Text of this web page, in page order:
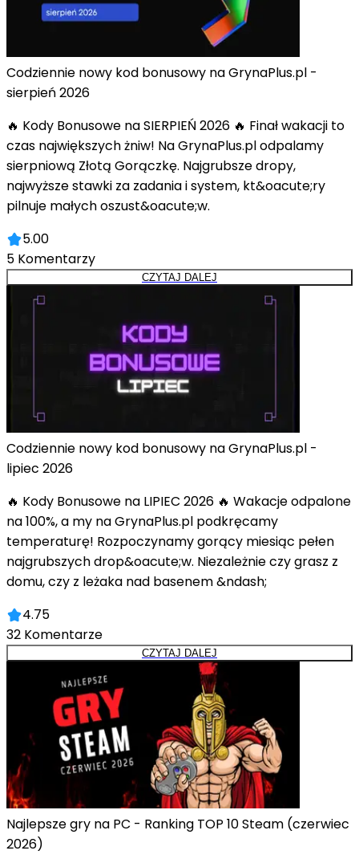
Codziennie nowy kod bonusowy na GrynaPlus.pl -
sierpień 2026
🔥 Kody Bonusowe na SIERPIEŃ 2026 🔥 Finał wakacji to
czas największych żniw! Na GrynaPlus.pl odpalamy
sierpniową Złotą Gorączkę. Najgrubsze dropy,
najwyższe stawki za zadania i system, kt&oacute;ry
pilnuje małych oszust&oacute;w.
5.00
5 Komentarzy
CZYTAJ DALEJ
Codziennie nowy kod bonusowy na GrynaPlus.pl -
lipiec 2026
🔥 Kody Bonusowe na LIPIEC 2026 🔥 Wakacje odpalone
na 100%, a my na GrynaPlus.pl podkręcamy
temperaturę! Rozpoczynamy gorący miesiąc pełen
najgrubszych drop&oacute;w. Niezależnie czy grasz z
domu, czy z leżaka nad basenem &ndash;
4.75
32 Komentarze
CZYTAJ DALEJ
Najlepsze gry na PC - Ranking TOP 10 Steam (czerwiec
2026)